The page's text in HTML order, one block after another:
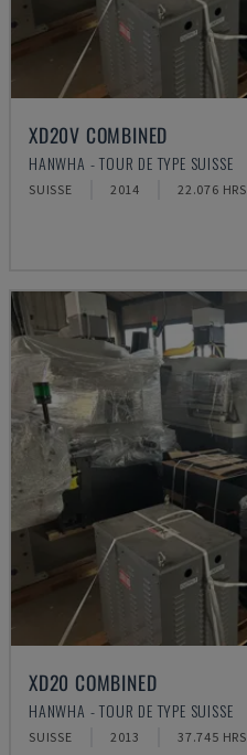
XD20V COMBINED
HANWHA - TOUR DE TYPE SUISSE
SUISSE 2014 22.076 HRS
XD20 COMBINED
HANWHA - TOUR DE TYPE SUISSE
SUISSE 2013 37.745 HRS